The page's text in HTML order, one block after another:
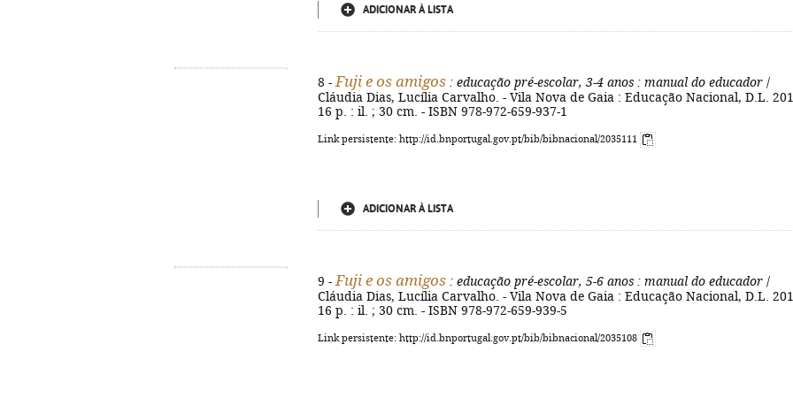
ADICIONAR À LISTA
8 - Fuji e os amigos : educação pré-escolar, 3-4 anos : manual do educador /
Cláudia Dias, Lucília Carvalho. - Vila Nova de Gaia : Educação Nacional, D.L.
16 p. : il. ; 30 cm. - ISBN 978-972-659-937-1
Link persistente: http://id.bnportugal.gov.pt/bib/bibnacional/2035111
ADICIONAR À LISTA
9 - Fuji e os amigos : educação pré-escolar, 5-6 anos : manual do educador /
Cláudia Dias, Lucília Carvalho. - Vila Nova de Gaia : Educação Nacional, D.L.
16 p. : il. ; 30 cm. - ISBN 978-972-659-939-5
Link persistente: http://id.bnportugal.gov.pt/bib/bibnacional/2035108